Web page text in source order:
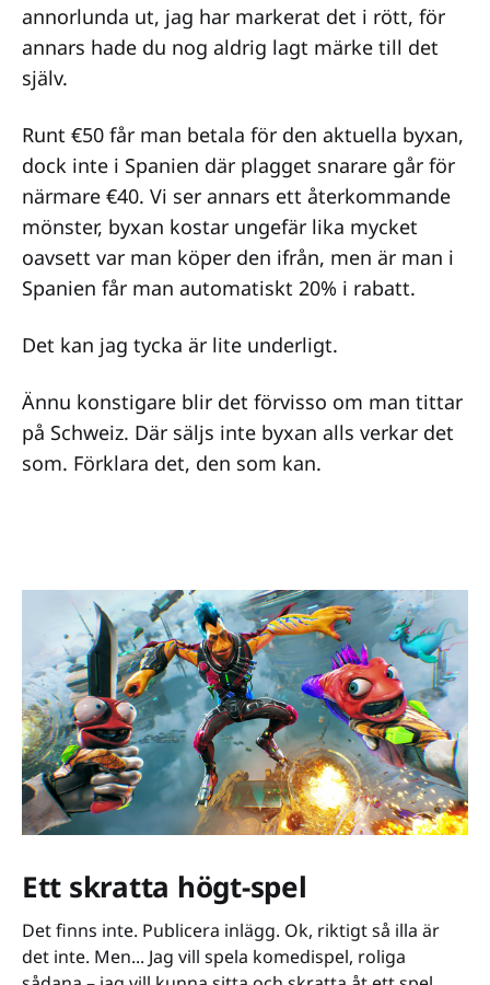
annorlunda ut, jag har markerat det i rött, för
annars hade du nog aldrig lagt märke till det
själv.
Runt €50 får man betala för den aktuella byxan,
dock inte i Spanien där plagget snarare går för
närmare €40. Vi ser annars ett återkommande
mönster, byxan kostar ungefär lika mycket
oavsett var man köper den ifrån, men är man i
Spanien får man automatiskt 20% i rabatt.
Det kan jag tycka är lite underligt.
Ännu konstigare blir det förvisso om man tittar
på Schweiz. Där säljs inte byxan alls verkar det
som. Förklara det, den som kan.
Ett skratta högt-spel
Det finns inte. Publicera inlägg. Ok, riktigt så illa är
det inte. Men... Jag vill spela komedispel, roliga